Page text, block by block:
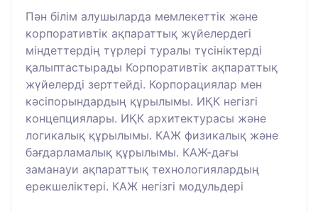
Пән білім алушыларда мемлекеттік және
корпоративтік ақпараттық жүйелердегі
міндеттердің түрлері туралы түсініктерді
қалыптастырады Корпоративтік ақпараттық
жүйелерді зерттейді. Корпорациялар мен
кәсіпорындардың құрылымы. ИҚК негізгі
концепциялары. ИҚК архитектурасы және
логикалық құрылымы. КАЖ физикалық және
бағдарламалық құрылымы. КАЖ-дағы
заманауи ақпараттық технологиялардың
ерекшеліктері. КАЖ негізгі модульдері